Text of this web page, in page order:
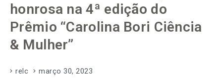
honrosa na 4ª edição do
Prêmio “Carolina Bori Ciência
& Mulher”
relc março 30, 2023